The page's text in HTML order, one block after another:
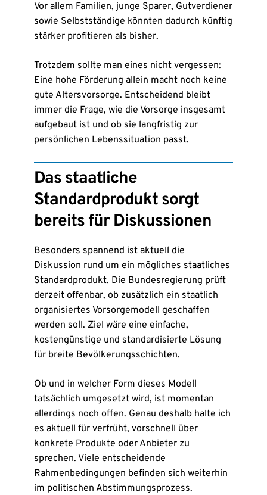
Vor allem Familien, junge Sparer, Gutverdiener
sowie Selbstständige könnten dadurch künftig
stärker profitieren als bisher.
Trotzdem sollte man eines nicht vergessen:
Eine hohe Förderung allein macht noch keine
gute Altersvorsorge. Entscheidend bleibt
immer die Frage, wie die Vorsorge insgesamt
aufgebaut ist und ob sie langfristig zur
persönlichen Lebenssituation passt.
Das staatliche
Standardprodukt sorgt
bereits für Diskussionen
Besonders spannend ist aktuell die
Diskussion rund um ein mögliches staatliches
Standardprodukt. Die Bundesregierung prüft
derzeit offenbar, ob zusätzlich ein staatlich
organisiertes Vorsorgemodell geschaffen
werden soll. Ziel wäre eine einfache,
kostengünstige und standardisierte Lösung
für breite Bevölkerungsschichten.
Ob und in welcher Form dieses Modell
tatsächlich umgesetzt wird, ist momentan
allerdings noch offen. Genau deshalb halte ich
es aktuell für verfrüht, vorschnell über
konkrete Produkte oder Anbieter zu
sprechen. Viele entscheidende
Rahmenbedingungen befinden sich weiterhin
im politischen Abstimmungsprozess.